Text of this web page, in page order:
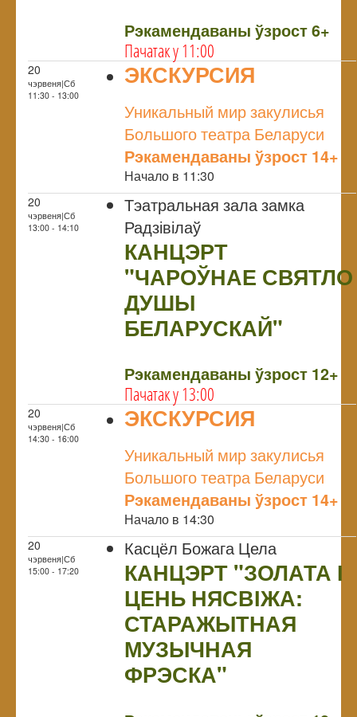
Рэкамендаваны ўзрост 6+
Пачатак у 11:00
20
чэрвеня|Сб
11:30 - 13:00
ЭКСКУРСИЯ
Уникальный мир закулисья
Большого театра Беларуси
Рэкамендаваны ўзрост 14+
Начало в 11:30
20
чэрвеня|Сб
13:00 - 14:10
Тэатральная зала замка
Радзівілаў
КАНЦЭРТ
"ЧАРОЎНАЕ СВЯТЛО
ДУШЫ
БЕЛАРУСКАЙ"
Рэкамендаваны ўзрост 12+
Пачатак у 13:00
20
чэрвеня|Сб
14:30 - 16:00
ЭКСКУРСИЯ
Уникальный мир закулисья
Большого театра Беларуси
Рэкамендаваны ўзрост 14+
Начало в 14:30
20
чэрвеня|Сб
15:00 - 17:20
Касцёл Божага Цела
КАНЦЭРТ "ЗОЛАТА І
ЦЕНЬ НЯСВІЖА:
СТАРАЖЫТНАЯ
МУЗЫЧНАЯ
ФРЭСКА"